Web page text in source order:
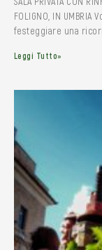
FOLIGNO, IN
festeggiare una
Leggi Tutto»